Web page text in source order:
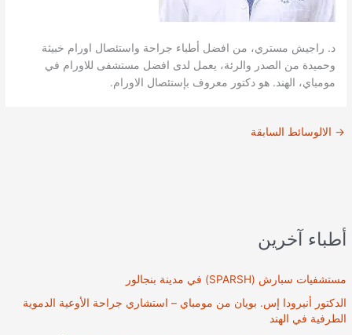
أطباء آخرين
مستشفيات سبارش (SPARSH) في مدينة بنجالور
الدكتور أنيرودا إس. بويان من مومباي – استشاري جراحة الأوعية الدموية
الطرفية في الهند
د. راجيش مستري، من افضل أطباء جراحة واستئصال اورام خبيثة
وحميدة من الصدر والرئة، يعمل لدى افضل مستشفى للاورام في
مومباي، الهند. هو دكتور معروف بإستئصال الاورام.
→ الالوسائط السابقة